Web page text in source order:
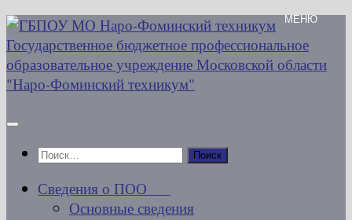
Перейти
к
содержимому
Найти:
Сведения о ПОО
Основные сведения